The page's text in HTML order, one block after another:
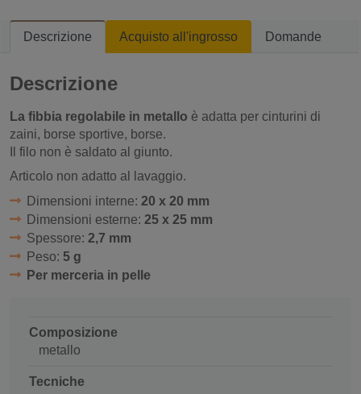
Descrizione Acquisto all'ingrosso Domande
Descrizione
La fibbia regolabile in metallo è adatta per cinturini di
zaini, borse sportive, borse.
Il filo non è saldato al giunto.
Articolo non adatto al lavaggio.
Dimensioni interne: 20 x 20 mm
Dimensioni esterne: 25 x 25 mm
Spessore: 2,7 mm
Peso: 5 g
Per merceria in pelle
Composizione
metallo
Tecniche